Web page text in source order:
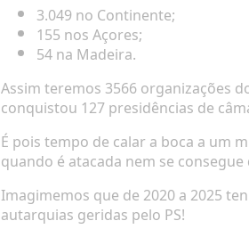
3.049 no Continente;
155 nos Açores;
54na Madeira.
Assim teremos 3566 organizações
conquistou 127 presidências de
É pois tempo de calar a boca a um
quando é atacada nem se
Imagimemos que de 2020 a 2025
autarquias geridas pelo PS!